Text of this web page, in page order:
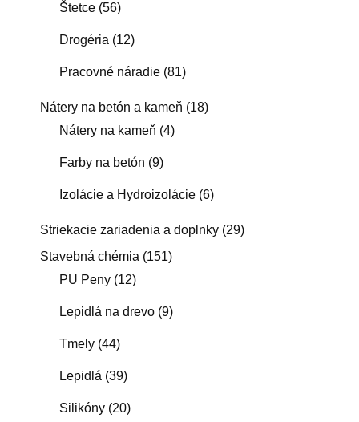
Štetce (56)
Drogéria (12)
Pracovné náradie (81)
Nátery na betón a kameň (18)
Nátery na kameň (4)
Farby na betón (9)
Izolácie a Hydroizolácie (6)
Striekacie zariadenia a doplnky (29)
Stavebná chémia (151)
PU Peny (12)
Lepidlá na drevo (9)
Tmely (44)
Lepidlá (39)
Silikóny (20)